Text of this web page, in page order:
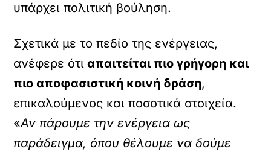
υπάρχει πολιτική βούληση.
Σχετικά με το πεδίο της ενέργειας,
ανέφερε ότι απαιτείται πιο γρήγορη και
πιο αποφασιστική κοινή δράση,
επικαλούμενος και ποσοτικά στοιχεία.
«Αν πάρουμε την ενέργεια ως
παράδειγμα, όπου θέλουμε να δούμε